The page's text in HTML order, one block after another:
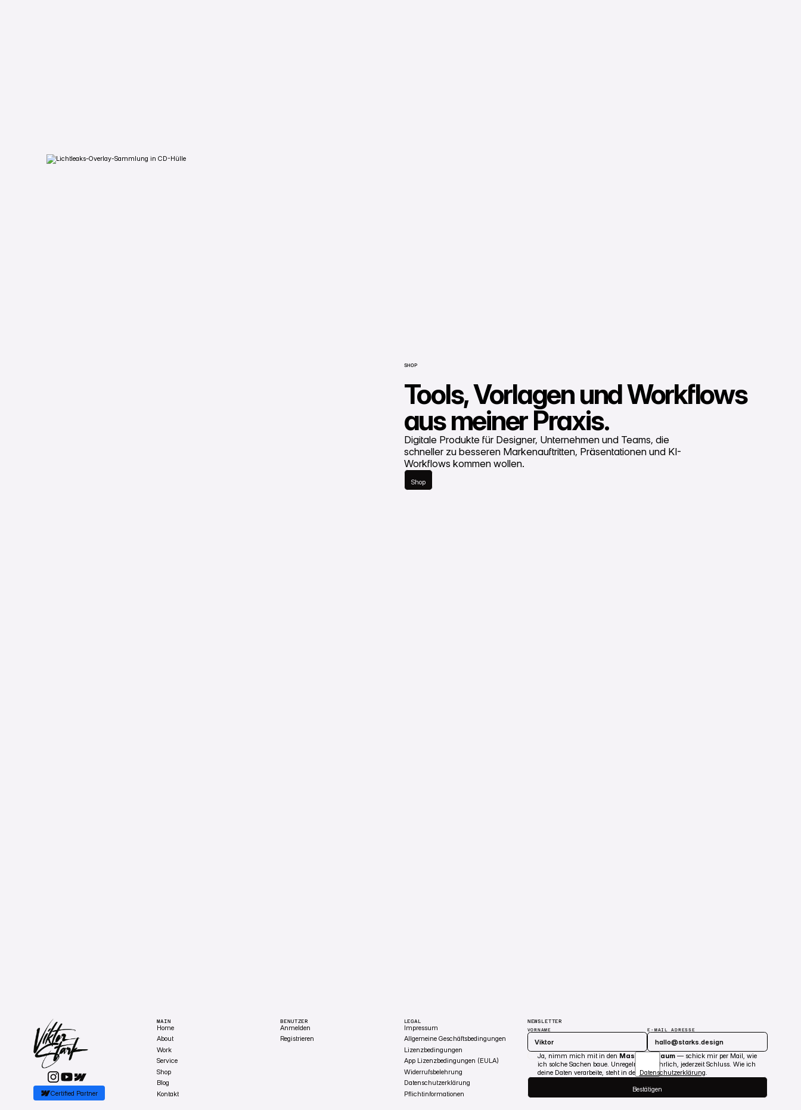
SHOP
Tools, Vorlagen und Workflows
aus meiner Praxis.
Digitale Produkte für Designer, Unternehmen und Teams, die
schneller zu besseren Markenauftritten, Präsentationen und KI-
Workflows kommen wollen.
Shop
Shop
Shop
Certified Partner
MAIN
Home
About
Work
Service
Shop
Blog
Kontakt
BENUTZER
Anmelden
Registrieren
LEGAL
Impressum
Allgemeine Geschäftsbedingungen
Lizenzbedingungen
App Lizenzbedingungen (EULA)
Widerrufsbelehrung
Datenschutzerklärung
Pflichtinformationen
NEWSLETTER
VORNAME E-MAIL ADRESSE
Ja, nimm mich mit in den Maschinenraum— schick mir per Mail, wie
ich solche Sachen baue. Unregelmäßig, ehrlich, jederzeit Schluss. Wie ich
deine Daten verarbeite, steht in der Datenschutzerklärung.
Bestätigen
Abschicken
Bestätigen